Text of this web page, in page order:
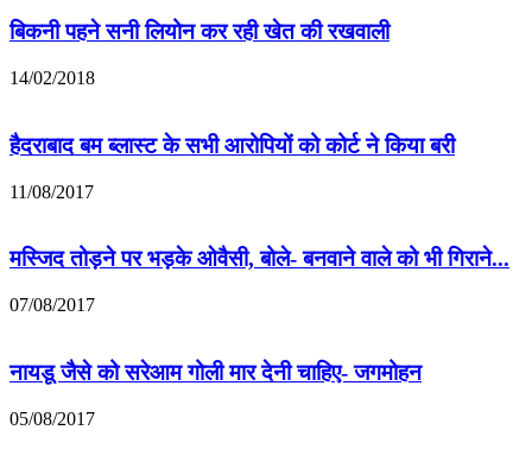
बिकनी पहने सनी लियोन कर रही खेत की रखवाली
14/02/2018
हैदराबाद बम ब्लास्ट के सभी आरोपियों को कोर्ट ने किया बरी
11/08/2017
मस्जिद तोड़ने पर भड़के ओवैसी, बोले- बनवाने वाले को भी गिराने...
07/08/2017
नायडू जैसे को सरेआम गोली मार देनी चाहिए- जगमोहन
05/08/2017